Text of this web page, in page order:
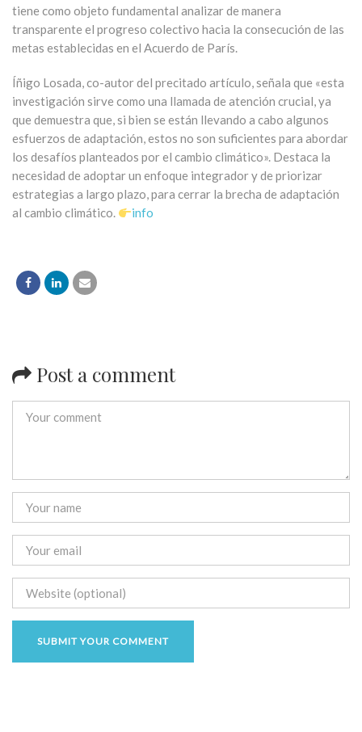
tiene como objeto fundamental analizar de manera
transparente el progreso colectivo hacia la consecución de las
metas establecidas en el Acuerdo de París.
Íñigo Losada, co-autor del precitado artículo, señala que «esta
investigación sirve como una llamada de atención crucial, ya
que demuestra que, si bien se están llevando a cabo algunos
esfuerzos de adaptación, estos no son suficientes para abordar
los desafíos planteados por el cambio climático». Destaca la
necesidad de adoptar un enfoque integrador y de priorizar
estrategias a largo plazo, para cerrar la brecha de adaptación
al cambio climático.
info
Post a comment